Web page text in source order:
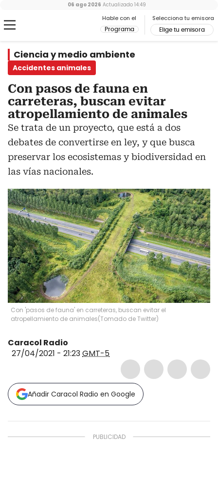
Hable con el
Programa
Selecciona tu emisora
Elige tu emisora
06 ago 2026 Actualizado 14:49
Ciencia y medio ambiente
Accidentes animales
Con pasos de fauna en
carreteras, buscan evitar
atropellamiento de animales
Se trata de un proyecto, que está a dos
debates de convertirse en ley, y que busca
preservar los ecosistemas y biodiversidad en
las vías nacionales.
Con 'pasos de fauna' en carreteras, buscan evitar el
atropellamiento de animales(Tomado de Twitter)
Caracol Radio
27/04/2021 - 21:23GMT-5
Añadir Caracol Radio en Google